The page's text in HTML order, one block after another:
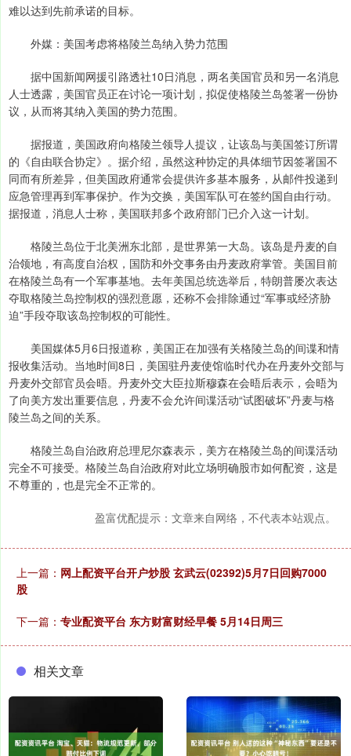
难以达到先前承诺的目标。
外媒：美国考虑将格陵兰岛纳入势力范围
据中国新闻网援引路透社10日消息，两名美国官员和另一名消息
人士透露，美国官员正在讨论一项计划，拟促使格陵兰岛签署一份协
议，从而将其纳入美国的势力范围。
据报道，美国政府向格陵兰领导人提议，让该岛与美国签订所谓
的《自由联合协定》。据介绍，虽然这种协定的具体细节因签署国不
同而有所差异，但美国政府通常会提供许多基本服务，从邮件投递到
应急管理再到军事保护。作为交换，美国军队可在签约国自由行动。
据报道，消息人士称，美国联邦多个政府部门已介入这一计划。
格陵兰岛位于北美洲东北部，是世界第一大岛。该岛是丹麦的自
治领地，有高度自治权，国防和外交事务由丹麦政府掌管。美国目前
在格陵兰岛有一个军事基地。去年美国总统选举后，特朗普屡次表达
夺取格陵兰岛控制权的强烈意愿，还称不会排除通过“军事或经济胁
迫”手段夺取该岛控制权的可能性。
美国媒体5月6日报道称，美国正在加强有关格陵兰岛的间谍和情
报收集活动。当地时间8日，美国驻丹麦使馆临时代办在丹麦外交部与
丹麦外交部官员会晤。丹麦外交大臣拉斯穆森在会晤后表示，会晤为
了向美方发出重要信息，丹麦不会允许间谍活动“试图破坏”丹麦与格
陵兰岛之间的关系。
格陵兰岛自治政府总理尼尔森表示，美方在格陵兰岛的间谍活动
完全不可接受。格陵兰岛自治政府对此立场明确股市如何配资，这是
不尊重的，也是完全不正常的。
盈富优配提示：文章来自网络，不代表本站观点。
上一篇： 网上配资平台开户炒股 玄武云(02392)5月7日回购7000
股
下一篇： 专业配资平台 东方财富财经早餐 5月14日周三
相关文章